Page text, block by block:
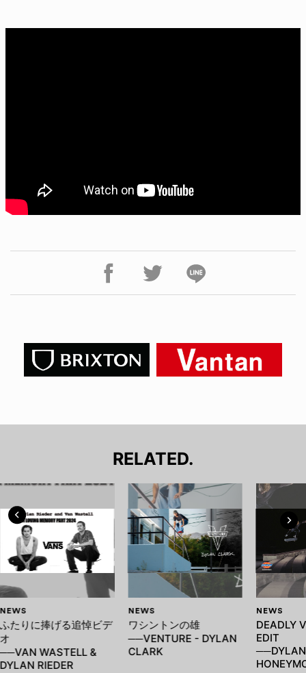
RELATED.
NEWS
ふたりに捧げる追悼ビデ
オ
──VAN WASTELL &
DYLAN RIEDER
NEWS
ワシントンの雄
──VENTURE - DYLAN
CLARK
NEWS
DEADLY
EDIT